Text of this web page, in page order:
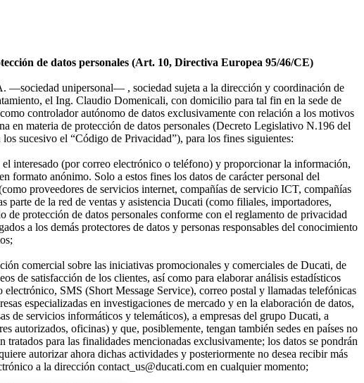
de datos personales (Art. 10, Directiva Europea 95/46/CE)
—sociedad unipersonal— , sociedad sujeta a la dirección y coordinación de
el Ing. Claudio Domenicali, con domicilio para tal fin en la sede de
controlador autónomo de datos exclusivamente con relación a los motivos
en materia de protección de datos personales (Decreto Legislativo N.196 del
sucesivo el “Código de Privacidad”), para los fines siguientes:
interesado (por correo electrónico o teléfono) y proporcionar la información,
formato anónimo. Solo a estos fines los datos de carácter personal del
proveedores de servicios internet, compañías de servicio ICT, compañías
parte de la red de ventas y asistencia Ducati (como filiales, importadores,
protección de datos personales conforme con el reglamento de privacidad
a los demás protectores de datos y personas responsables del conocimiento
comercial sobre las iniciativas promocionales y comerciales de Ducati, de
de satisfacción de los clientes, así como para elaborar análisis estadísticos
SMS (Short Message Service), correo postal y llamadas telefónicas
especializadas en investigaciones de mercado y en la elaboración de datos,
de servicios informáticos y telemáticos), a empresas del grupo Ducati, a
autorizados, oficinas) y que, posiblemente, tengan también sedes en países no
para las finalidades mencionadas exclusivamente; los datos se pondrán
autorizar ahora dichas actividades y posteriormente no desea recibir más
a la dirección contact_us@ducati.com en cualquier momento;